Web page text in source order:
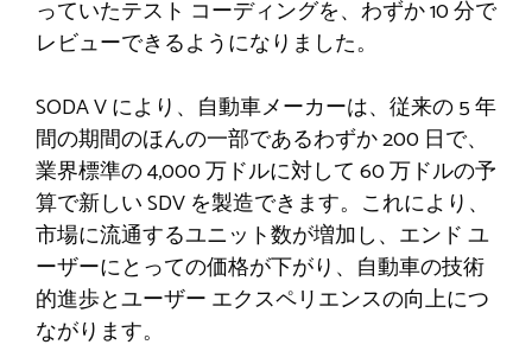
っていたテスト コーディングを、わずか 10 分で
レビューできるようになりました。
SODA V により、自動車メーカーは、従来の 5 年
間の期間のほんの一部であるわずか 200 日で、
業界標準の 4,000 万ドルに対して 60 万ドルの予
算で新しい SDV を製造できます。これにより、
市場に流通するユニット数が増加し、エンド ユ
ーザーにとっての価格が下がり、自動車の技術
的進歩とユーザー エクスペリエンスの向上につ
ながります。